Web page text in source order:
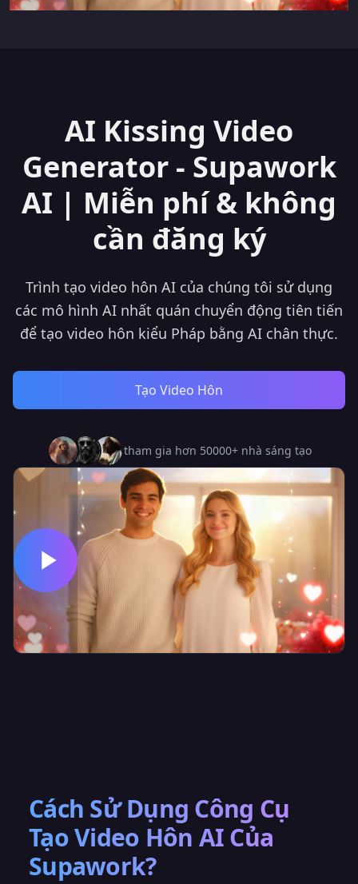
AI Kissing Video
Generator - Supawork
AI | Miễn phí & không
cần đăng ký
Trình tạo video hôn AI của chúng tôi sử dụng
các mô hình AI nhất quán chuyển động tiên tiến
để tạo video hôn kiểu Pháp bằng AI chân thực.
Tạo Video Hôn
tham gia hơn 50000+ nhà sáng tạo
Cách Sử Dụng Công Cụ
Tạo Video Hôn AI Của
Supawork?